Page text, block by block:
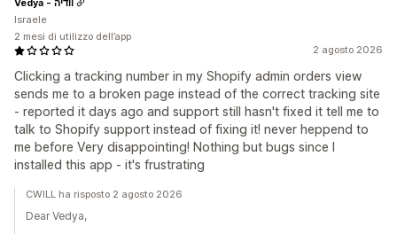
2 agosto 2026
Clicking a tracking number in my Shopify admin orders view
sends me to a broken page instead of the correct tracking site
- reported it days ago and support still hasn't fixed it tell me to
talk to Shopify support instead of fixing it! never heppend to
me before Very disappointing! Nothing but bugs since I
installed this app - it's frustrating
Vedya - וודיה
Israele
2 mesi di utilizzo dell’app
CWILL ha risposto 2 agosto 2026
Dear Vedya,